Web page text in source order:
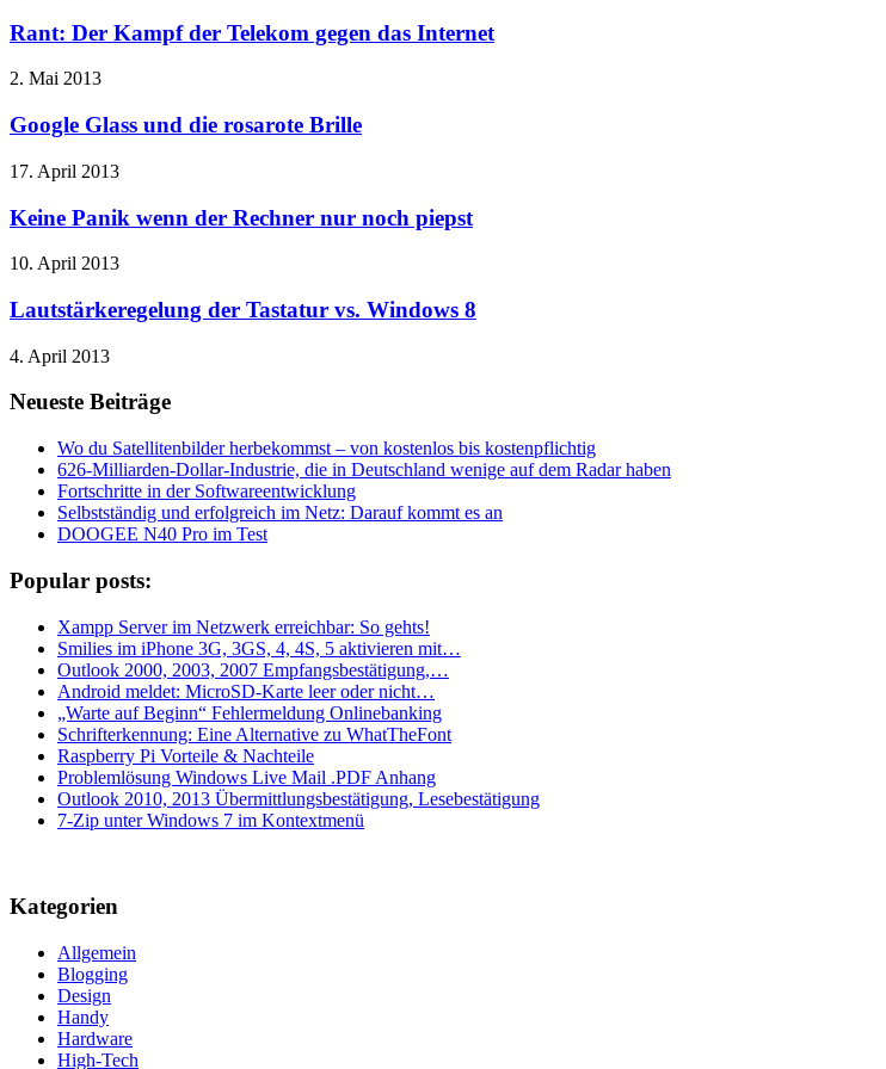
Rant: Der Kampf der Telekom gegen das Internet
2. Mai 2013
Google Glass und die rosarote Brille
17. April 2013
Keine Panik wenn der Rechner nur noch piepst
10. April 2013
Lautstärkeregelung der Tastatur vs. Windows 8
4. April 2013
Neueste Beiträge
Wo du Satellitenbilder herbekommst – von kostenlos bis kostenpflichtig
626-Milliarden-Dollar-Industrie, die in Deutschland wenige auf dem Radar haben
Fortschritte in der Softwareentwicklung
Selbstständig und erfolgreich im Netz: Darauf kommt es an
DOOGEE N40 Pro im Test
Popular posts:
Xampp Server im Netzwerk erreichbar: So gehts!
Smilies im iPhone 3G, 3GS, 4, 4S, 5 aktivieren mit…
Outlook 2000, 2003, 2007 Empfangsbestätigung,…
Android meldet: MicroSD-Karte leer oder nicht…
„Warte auf Beginn“ Fehlermeldung Onlinebanking
Schrifterkennung: Eine Alternative zu WhatTheFont
Raspberry Pi Vorteile & Nachteile
Problemlösung Windows Live Mail .PDF Anhang
Outlook 2010, 2013 Übermittlungsbestätigung, Lesebestätigung
7-Zip unter Windows 7 im Kontextmenü
Kategorien
Allgemein
Blogging
Design
Handy
Hardware
High-Tech